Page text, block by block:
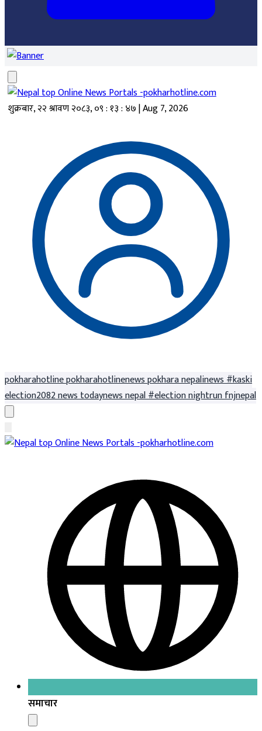
शुक्रबार, २२ श्रावण २०८३,०९ : १३ : ४७|Aug 7, 2026
pokharahotlinepokharahotlinenewspokharanepalinews#kaski
election2082newstodaynewsnepal#electionnightrunfnjnepal
समाचार